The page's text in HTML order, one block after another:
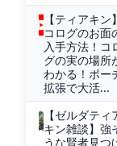
【ティアキン】
コログのお面
入手方法！コ
グの実の場所
わかる！ポー
拡張で大活...
【ゼルダティ
キン雑談】強
うな賢者見つ